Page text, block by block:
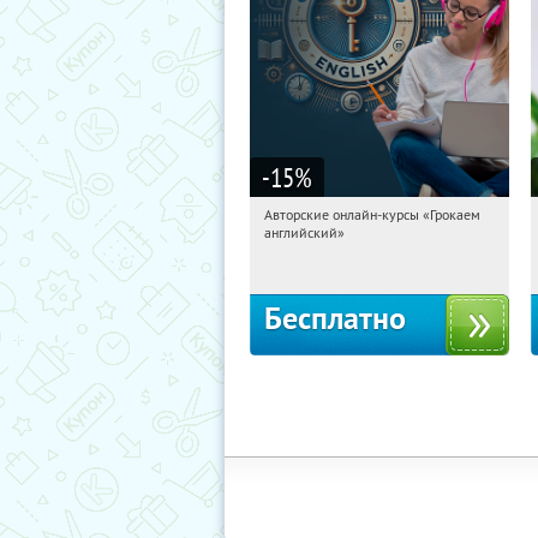
-15%
17:11:39 Получили:
Авторские онлайн-курсы «Грокаем
английский»
Бесплатно